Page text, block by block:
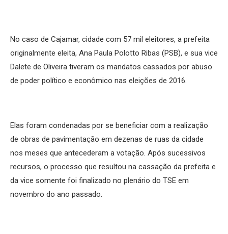
No caso de Cajamar, cidade com 57 mil eleitores, a prefeita
originalmente eleita, Ana Paula Polotto Ribas (PSB), e sua vice
Dalete de Oliveira tiveram os mandatos cassados por abuso
de poder político e econômico nas eleições de 2016.
Elas foram condenadas por se beneficiar com a realização
de obras de pavimentação em dezenas de ruas da cidade
nos meses que antecederam a votação. Após sucessivos
recursos, o processo que resultou na cassação da prefeita e
da vice somente foi finalizado no plenário do TSE em
novembro do ano passado.